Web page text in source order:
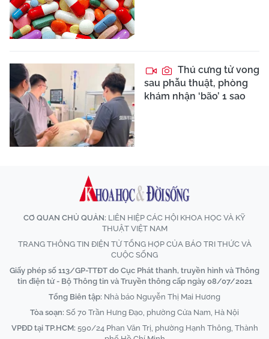
Thú cưng tử vong
sau phẫu thuật, phòng
khám nhận ‘bão’ 1 sao
CƠ QUAN CHỦ QUẢN: LIÊN HIỆP CÁC HỘI KHOA HỌC VÀ KỸ
THUẬT VIỆT NAM
TRANG THÔNG TIN ĐIỆN TỬ TỔNG HỢP CỦA BÁO TRI THỨC VÀ
CUỘC SỐNG
Giấy phép số 113/GP-TTĐT do Cục Phát thanh, truyền hình và Thông
tin điện tử - Bộ Thông tin và Truyền thông cấp ngày 08/07/2021
Tổng Biên tập: Nhà báo Nguyễn Thị Mai Hương
Tòa soạn: Số 70 Trần Hưng Đạo, phường Cửa Nam, Hà Nội
VPĐD tại TP.HCM: 590/24 Phan Văn Trị, phường Hạnh Thông, Thành